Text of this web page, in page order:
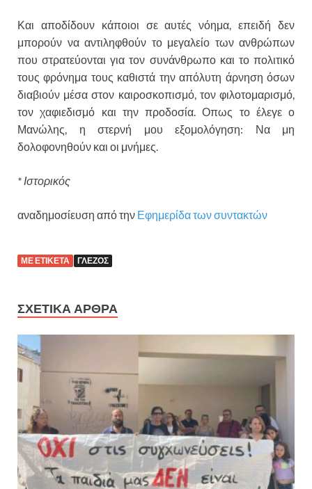
Και αποδίδουν κάποιοι σε αυτές νόημα, επειδή δεν
μπορούν να αντιληφθούν το μεγαλείο των ανθρώπων
που στρατεύονται για τον συνάνθρωπο και το πολιτικό
τους φρόνημα τους καθιστά την απόλυτη άρνηση όσων
διαβιούν μέσα στον καιροσκοπισμό, τον φιλοτομαρισμό,
τον χαφιεδισμό και την προδοσία. Οπως το έλεγε ο
Μανώλης, η στερνή μου εξομολόγηση: Να μη
δολοφονηθούν και οι μνήμες.
* Ιστορικός
αναδημοσίευση από την Εφημερίδα των συντακτών
ΜΕ ΕΤΙΚΕΤΑ ΓΛΕΖΟΣ
ΣΧΕΤΙΚΑ ΑΡΘΡΑ